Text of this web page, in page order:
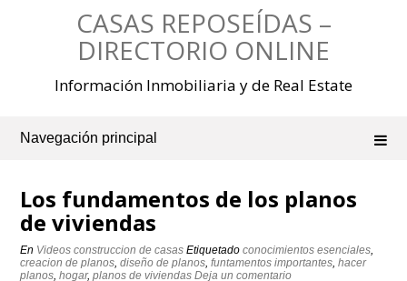
CASAS REPOSEÍDAS –
DIRECTORIO ONLINE
Información Inmobiliaria y de Real Estate
Navegación principal
Los fundamentos de los planos
de viviendas
En Videos construccion de casas Etiquetadoconocimientos esenciales,
creacion de planos,diseño de planos,funtamentos importantes,hacer
planos,hogar,planos de viviendas Deja un comentario